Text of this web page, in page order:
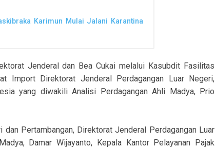
Karimun Mulai Jalani Karantina
Jenderal dan Bea Cukai melalui Kasubdit Fasilitas
Import Direktorat Jenderal Perdagangan Luar Negeri,
yang diwakili Analisi Perdagangan Ahli Madya, Prio
Pertambangan, Direktorat Jenderal Perdagangan Luar
Damar Wijayanto, Kepala Kantor Pelayanan Pajak